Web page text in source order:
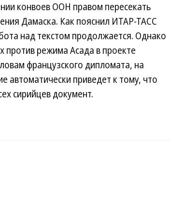
конвоев ООН правом пересекать
Дамаска. Как пояснил ИТАР-ТАСС
над текстом продолжается. Однако
против режима Асада в проекте
французского дипломата, на
приведет к тому, что
сирийцев документ.